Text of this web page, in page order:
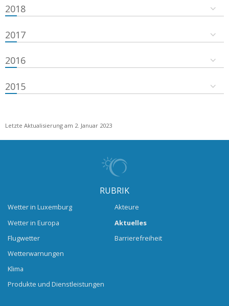
2018
2017
2016
2015
Letzte Aktualisierung am 2. Januar 2023
RUBRIK
Wetter in Luxemburg
Wetter in Europa
Flugwetter
Wetterwarnungen
Klima
Produkte und Dienstleistungen
Akteure
Aktuelles
Barrierefreiheit